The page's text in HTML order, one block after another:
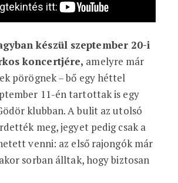
készül szeptember 20-i
koncertjére, amelyre már
pörögnek – bő egy héttel
11-én tartottak is egy
klubban. A bulit az utolsó
meg, jegyet pedig csak a
venni: az első rajongók már
sorban álltak, hogy biztosan